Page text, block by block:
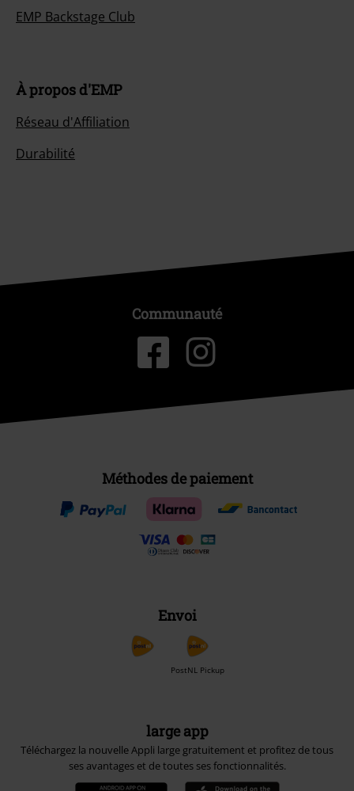
EMP Backstage Club
À propos d'EMP
Réseau d'Affiliation
Durabilité
Communauté
Méthodes de paiement
Envoi
PostNL Pickup
large app
Téléchargez la nouvelle Appli large gratuitement et profitez de tous
ses avantages et de toutes ses fonctionnalités.